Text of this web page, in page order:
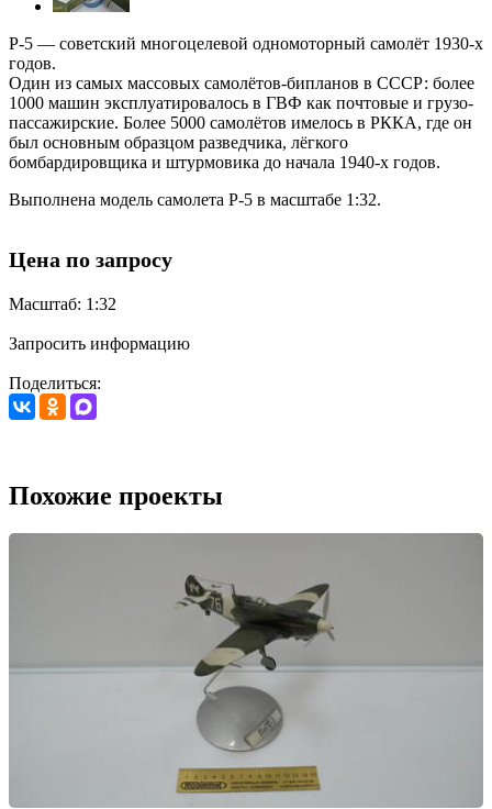
Р-5 — советский многоцелевой одномоторный самолёт 1930-х
годов.
Один из самых массовых самолётов-бипланов в СССР: более
1000 машин эксплуатировалось в ГВФ как почтовые и грузо-
пассажирские. Более 5000 самолётов имелось в РККА, где он
был основным образцом разведчика, лёгкого
бомбардировщика и штурмовика до начала 1940-х годов.
Выполнена модель самолета Р-5 в масштабе 1:32.
Цена по запросу
Масштаб: 1:32
Запросить информацию
Поделиться:
Похожие проекты